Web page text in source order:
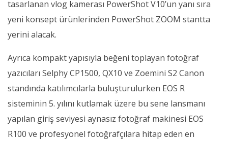
tasarlanan vlog kamerası PowerShot V10’un yanı sıra
yeni konsept ürünlerinden PowerShot ZOOM stantta
yerini alacak.
Ayrıca kompakt yapısıyla beğeni toplayan fotoğraf
yazıcıları Selphy CP1500, QX10 ve Zoemini S2 Canon
standında katılımcılarla buluşturulurken EOS R
sisteminin 5. yılını kutlamak üzere bu sene lansmanı
yapılan giriş seviyesi aynasız fotoğraf makinesi EOS
R100 ve profesyonel fotoğrafçılara hitap eden en